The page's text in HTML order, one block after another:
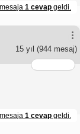
1 cevap geldi.
15 yıl (944 mesaj)
1 cevap geldi.